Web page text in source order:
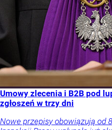
Umowy zlecenia i B2B pod
zgłoszeń w trzy dni
Nowe przepisy obowiązują od